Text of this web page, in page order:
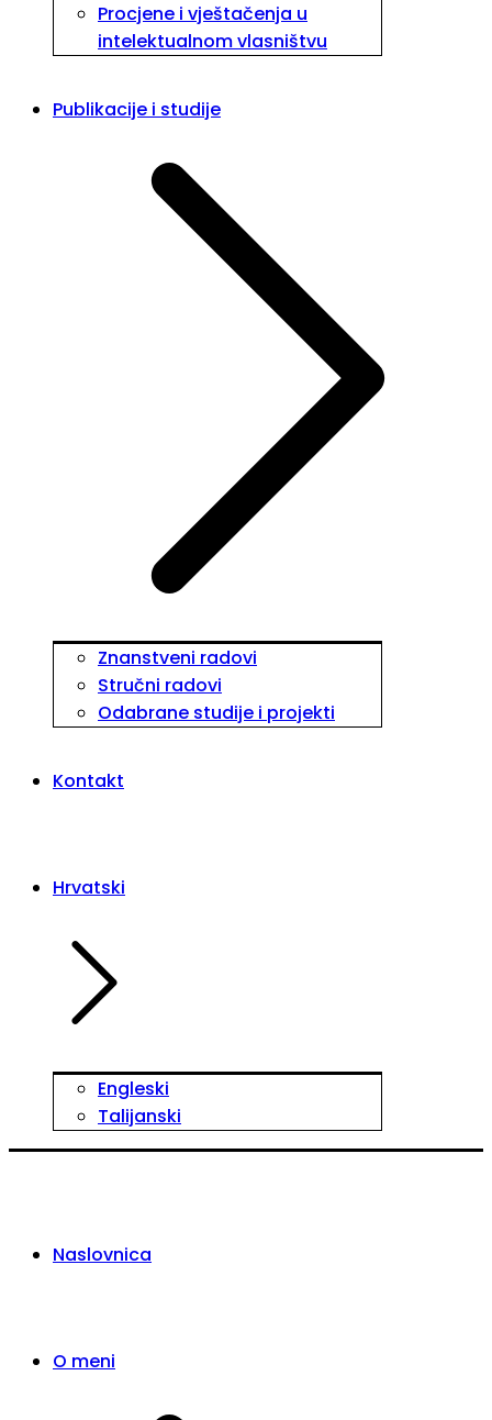
Procjene i vještačenja u
intelektualnom vlasništvu
Publikacije i studije
Znanstveni radovi
Stručni radovi
Odabrane studije i projekti
Kontakt
Hrvatski
Engleski
Talijanski
Naslovnica
O meni